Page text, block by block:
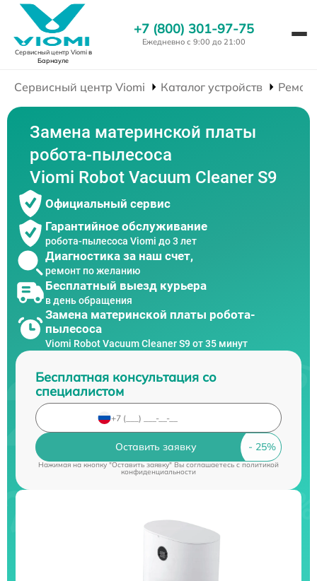
Сервисный центр Viomiв
Барнауле
+7 (800) 301-97-75
Ежедневно с 9:00 до 21:00
Сервисный центр Viomi Каталог устройств
Замена материнской платы
робота-пылесоса
Viomi Robot Vacuum Cleaner S9
Официальный сервис
Гарантийное обслуживание
робота-пылесоса Viomi до 3 лет
Диагностика за наш счет,
ремонт по желанию
Бесплатный выезд курьера
в день обращения
Замена материнской платы робота-
пылесоса
Viomi Robot Vacuum Cleaner S9 от 35 минут
Бесплатная консультация со
специалистом
Оставить заявку
Нажимая на кнопку "Оставить заявку" Вы соглашаетесь cполитикой
конфиденциальности